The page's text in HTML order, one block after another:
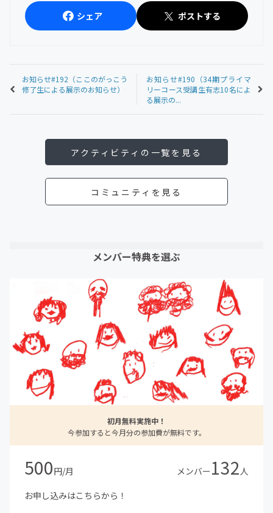
シェア ポストする
お知らせ#192（ここのがっこう
修了生による展示のお知らせ）
お知らせ#190（34期プライマ
リーコース受講生有志10名によ
る展示の...
アクティビティの一覧を見る
コミュニティを見る
メンバー特典を選ぶ
初月無料実施中！
今参加すると今月分の参加費が無料です。
500円/月 メンバー132人
お申し込みはこちらから！